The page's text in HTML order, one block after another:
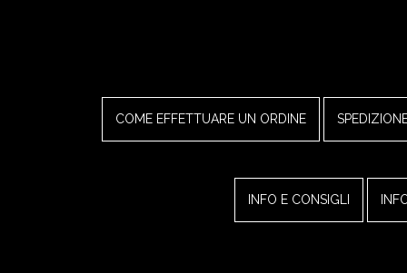
COME EFFETTUARE UN ORDINE
INFO E CONSIGLI